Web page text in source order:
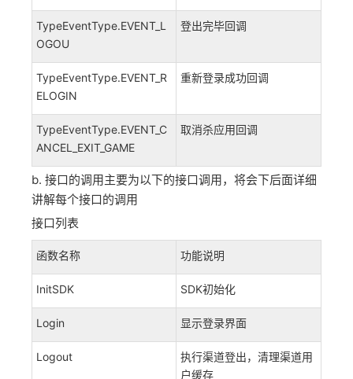
TypeEventType.EVENT_L
OGOU
登出完毕回调
TypeEventType.EVENT_R
ELOGIN
重新登录成功回调
TypeEventType.EVENT_C
ANCEL_EXIT_GAME
取消杀应用回调
b. 接口的调用主要为以下的接口调用，将会下后面详细
讲解每个接口的调用
接口列表
函数名称 功能说明
InitSDK SDK初始化
Login 显示登录界面
Logout
执行渠道登出，清理渠道用
户缓存